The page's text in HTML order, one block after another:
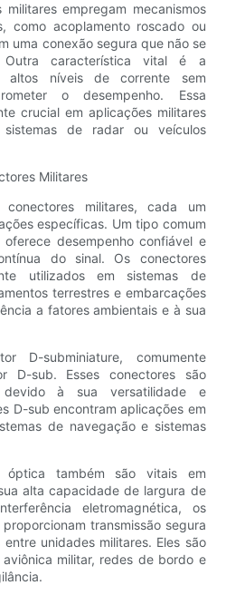
empregam mecanismos
como acoplamento roscado ou
uma conexão segura que não se
característica vital é a
altos níveis de corrente sem
o desempenho. Essa
crucial em aplicações militares
de radar ou veículos
Militares
militares, cada um
específicas. Um tipo comum
desempenho confiável e
do sinal. Os conectores
utilizados em sistemas de
terrestres e embarcações
a fatores ambientais e à sua
D-subminiature, comumente
D-sub. Esses conectores são
à sua versatilidade e
D-sub encontram aplicações em
de navegação e sistemas
também são vitais em
alta capacidade de largura de
eletromagnética, os
transmissão segura
unidades militares. Eles são
militar, redes de bordo e